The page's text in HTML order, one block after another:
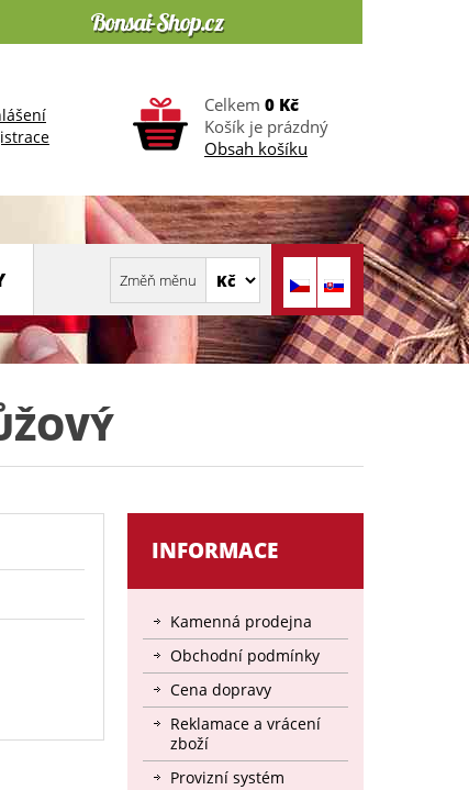
Celkem 0 Kč
Košík je prázdný
Obsah košíku
INFORMACE
Kamenná prodejna
Obchodní podmínky
Cena dopravy
Reklamace a vrácení
zboží
Provizní systém